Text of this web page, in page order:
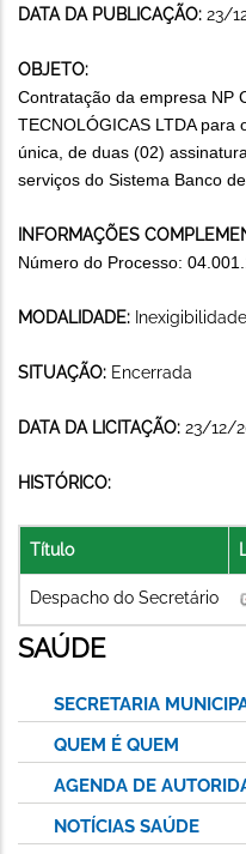
DATA DA PUBLICAÇÃO: 23/
OBJETO:
Contratação da empresa NP
TECNOLÓGICAS LTDA
única, de duas (02)
serviços do Sistema Banco
INFORMAÇÕES
Número do Processo:
MODALIDADE:
SITUAÇÃO: Encerrada
DATA DA LICITAÇÃO: 23/12/
HISTÓRICO:
Título
Despacho do Secretário
SAÚDE
SECRETARIA
QUEM É QUEM
AGENDA DE
NOTÍCIAS SAÚDE